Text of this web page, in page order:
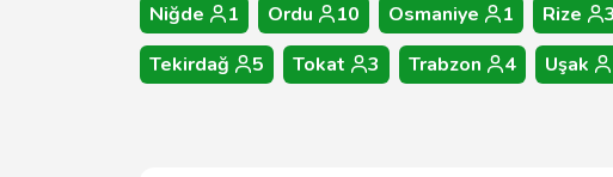
Niğde
1 Ordu 10 Osmaniye 1 Rize 3
Tekirdağ
5 Tokat 3 Trabzon 4 Uşak